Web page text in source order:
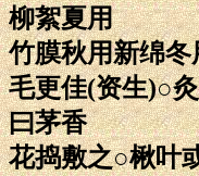
柳絮夏用
竹膜秋用新绵
毛更佳(资生)○
曰茅香
花捣敷之○楸叶